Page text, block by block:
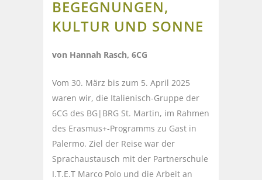
BEGEGNUNGEN,
KULTUR UND SONNE
von Hannah Rasch, 6CG
Vom 30. März bis zum 5. April 2025
waren wir, die Italienisch-Gruppe der
6CG des BG|BRG St. Martin, im Rahmen
des Erasmus+-Programms zu Gast in
Palermo. Ziel der Reise war der
Sprachaustausch mit der Partnerschule
I.T.E.T Marco Polo und die Arbeit an